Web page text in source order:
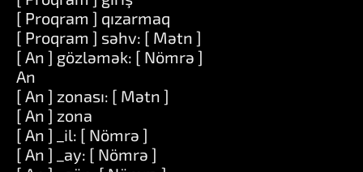
[ Proqram ] qızarmaq
[ Proqram ] səhv: [ Mətn ]
[ An ] gözləmək: [ Nömrə ]
An
[ An ] zonası: [ Mətn ]
[ An ] zona
[ An ] _il: [ Nömrə ]
[ An ] _ay: [ Nömrə ]